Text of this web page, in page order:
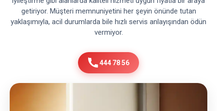
getiriyor. Müşteri memnuniyetini her şeyin önünde tutan
yaklaşımıyla, acil durumlarda bile hızlı servis anlayışından ödün
vermiyor.
444 78 56